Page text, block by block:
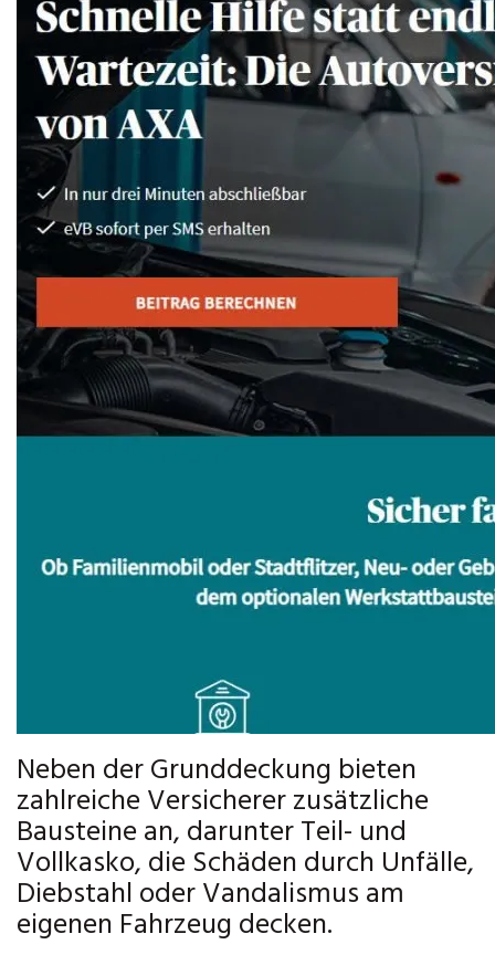
Neben der Grunddeckung bieten
zahlreiche Versicherer zusätzliche
Bausteine an, darunter Teil- und
Vollkasko, die Schäden durch Unfälle,
Diebstahl oder Vandalismus am
eigenen Fahrzeug decken.